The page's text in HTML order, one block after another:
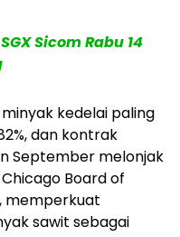
Sicom Rabu 14
kedelai paling
dan kontrak
September melonjak
Chicago Board of
memperkuat
sawit sebagai